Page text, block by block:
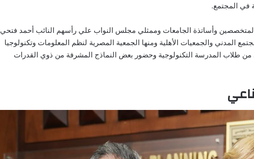
في المجتمع.
وأساتذة الجامعات وممثلي مجلس النواب علي رأسهم النائب أحمد فتحي
المدني والجمعيات الأهلية ومنها الجمعية المصرية لنظم المعلومات وتكنولوجيا
طلاب المدرسة التكنولوجية وحضور بعض النماذج المشرفة من ذوي القدرات